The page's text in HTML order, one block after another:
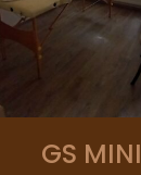
GS MINI